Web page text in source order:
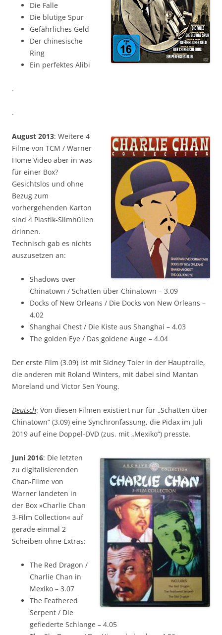
Die Falle
Die blutige Spur
Gefährliches Geld
Der chinesische
Ring
Ein perfektes Alibi
.
.
August 2013: Weitere 4
Filme von TCM / Warner
Home Video aber in was
für einer Box?
Gesichtslos und ohne
Bezug zum
vorhergehenden Karton
sind 4 Plastik-Slimhüllen
drinnen.
Technisch gab es nichts
auszusetzen an:
Shadows over
Chinatown / Schatten über Chinatown – 3.09
Docks of New Orleans / Die Docks von New Orleans –
4.02
Shanghai Chest / Die Kiste aus Shanghai – 4.03
The golden Eye / Das goldene Auge – 4.04
Der erste Film (3.09) ist mit Sidney Toler in der Hauptrolle,
die anderen mit Roland Winters, mit dabei sind Mantan
Moreland und Victor Sen Young.
Deutsch: Von diesen Filmen existiert nur für „Schatten über
Chinatown“ (3.09) eine Synchronfassung, die Pidax im Juli
2019 auf eine Doppel-DVD (zus. mit „Mexiko“) presste.
Juni 2016: Die letzten
zu digitalisierenden
Chan-Filme von
Warner landeten in
der Box »Charlie Chan
3-Film Collection« auf
gerade einmal 2
Scheiben ohne Extras:
The Red Dragon /
Charlie Chan in
Mexiko – 3.07
The Feathered
Serpent / Die
gefiederte Schlange – 4.05